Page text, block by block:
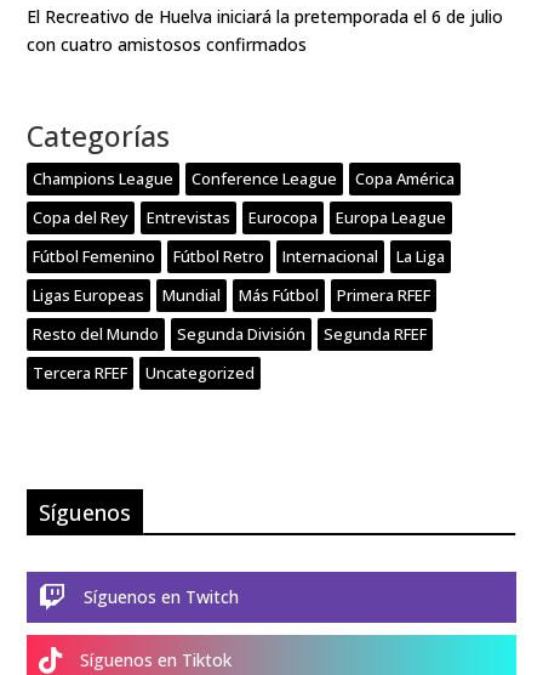
El Recreativo de Huelva iniciará la pretemporada el 6 de julio
con cuatro amistosos confirmados
Categorías
Champions League Conference League
Copa América
Copa del Rey
Entrevistas Eurocopa
Europa League
Fútbol Femenino
Fútbol Retro Internacional
La Liga
Ligas Europeas
Mundial Más Fútbol
Primera RFEF
Resto del Mundo
Segunda División
Segunda RFEF
Tercera RFEF
Uncategorized
Síguenos
 Síguenos en Twitch
 Síguenos en Tiktok